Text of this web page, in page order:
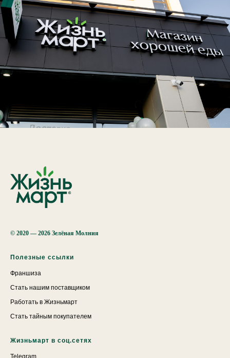
© 2020 — 2026 Зелёная Молния
Полезные ссылки
Франшиза
Стать нашим поставщиком
Работать в Жизньмарт
Стать тайным покупателем
Жизньмарт в соц.сетях
Telegram